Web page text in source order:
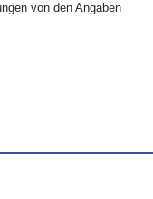
von den Angaben